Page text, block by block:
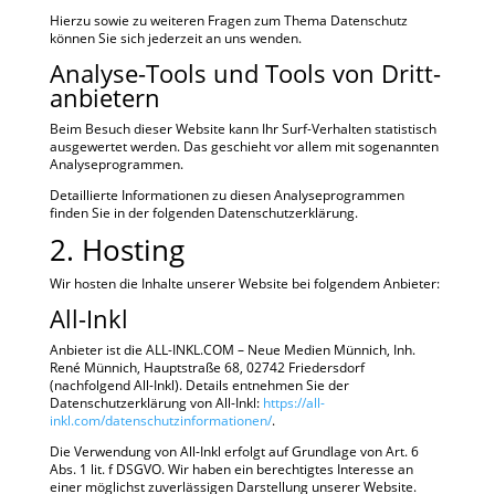
Hierzu sowie zu weiteren Fragen zum Thema Datenschutz
können Sie sich jederzeit an uns wenden.
Analyse-Tools und Tools von Dritt­
anbietern
Beim Besuch dieser Website kann Ihr Surf-Verhalten statistisch
ausgewertet werden. Das geschieht vor allem mit sogenannten
Analyseprogrammen.
Detaillierte Informationen zu diesen Analyseprogrammen
finden Sie in der folgenden Datenschutzerklärung.
2. Hosting
Wir hosten die Inhalte unserer Website bei folgendem Anbieter:
All-Inkl
Anbieter ist die ALL-INKL.COM – Neue Medien Münnich, Inh.
René Münnich, Hauptstraße 68, 02742 Friedersdorf
(nachfolgend All-Inkl). Details entnehmen Sie der
Datenschutzerklärung von All-Inkl: https://all-
inkl.com/datenschutzinformationen/.
Die Verwendung von All-Inkl erfolgt auf Grundlage von Art. 6
Abs. 1 lit. f DSGVO. Wir haben ein berechtigtes Interesse an
einer möglichst zuverlässigen Darstellung unserer Website.